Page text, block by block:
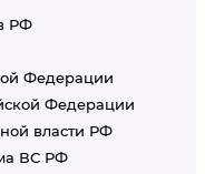
РФ
Федерации
Федерации
власти РФ
ВС РФ